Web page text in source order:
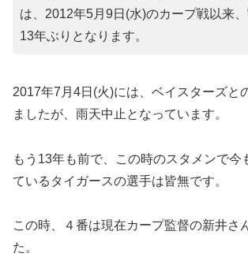
は、2012年5月9日(水)のカープ戦以来
13年ぶりとなります。
2017年7月4日(火)には、ベイスターズと
ましたが、雨天中止となっています。
もう13年も前で、この時のスタメンで今
ているタイガースの選手は皆無です。
この時、４番は現在カープ監督の新井さ
た。